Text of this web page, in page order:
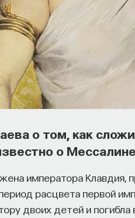
о том, как
о
императора Клавдия,
расцвета первой
двоих детей и